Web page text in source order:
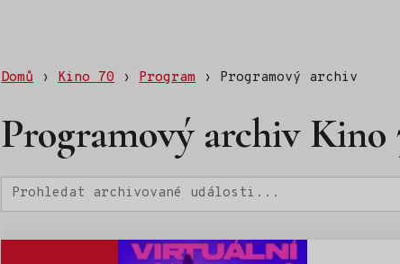
Domů›Kino 70›Program› Programový archiv
Programový archiv Kino
Hledat